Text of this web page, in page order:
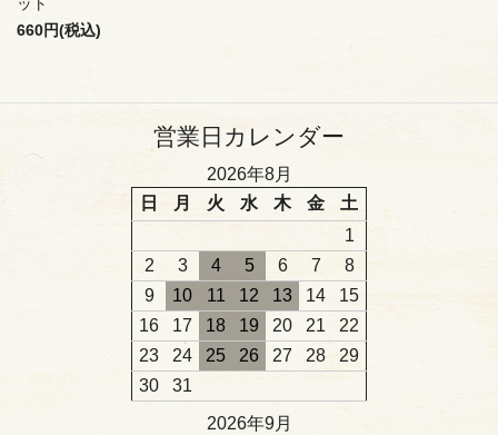
ット
660円(税込)
営業日カレンダー
2026年8月
日
月 火 水 木 金
土
1
2
3 4 5 6 7
8
9
10 11 12 13 14
15
16
17 18 19 20 21
22
23
24 25 26 27 28
29
30
31
2026年9月